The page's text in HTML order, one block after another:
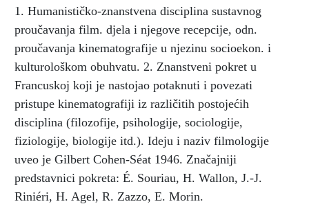
1. Humanističko-znanstvena disciplina sustavnog
proučavanja film. djela i njegove recepcije, odn.
proučavanja kinematografije u njezinu socioekon. i
kulturološkom obuhvatu. 2. Znanstveni pokret u
Francuskoj koji je nastojao potaknuti i povezati
pristupe kinematografiji iz različitih postojećih
disciplina (filozofije, psihologije, sociologije,
fiziologije, biologije itd.). Ideju i naziv filmologije
uveo je Gilbert Cohen-Séat 1946. Značajniji
predstavnici pokreta: É. Souriau, H. Wallon, J.-J.
Riniéri, H. Agel, R. Zazzo, E. Morin.